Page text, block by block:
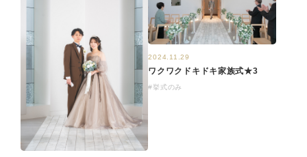
2024.11.29
ワクワクドキドキ家族式★3
#挙式のみ